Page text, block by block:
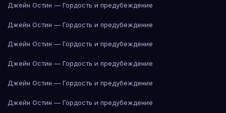
Джейн Остин — Гордость и предубеждение
Джейн Остин — Гордость и предубеждение
Джейн Остин — Гордость и предубеждение
Джейн Остин — Гордость и предубеждение
Джейн Остин — Гордость и предубеждение
Джейн Остин — Гордость и предубеждение